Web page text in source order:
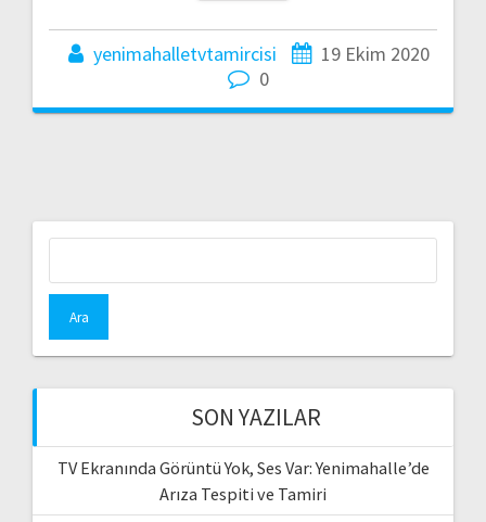
yenimahalletvtamircisi
19 Ekim 2020
0
SON YAZILAR
TV Ekranında Görüntü Yok, Ses Var: Yenimahalle’de
Arıza Tespiti ve Tamiri